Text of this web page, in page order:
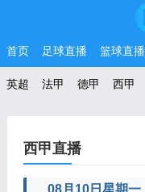
首页 足球直播 篮球直播
英超 法甲 德甲 西甲
西甲直播
08月10日星期一